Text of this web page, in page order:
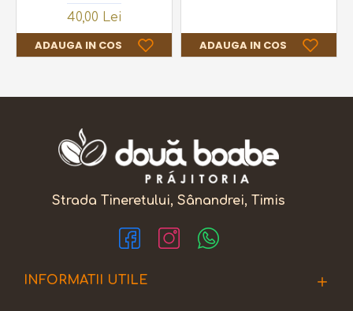
40,00 Lei
ADAUGA IN COS ADAUGA IN COS
Strada Tineretului, Sânandrei, Timis
INFORMATII UTILE